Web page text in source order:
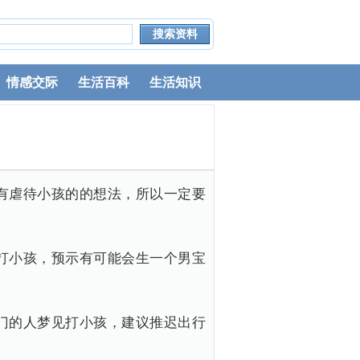
情感交际 生活百科 生活知识
待小孩的的想法，所以一定要
孩，预示有可能会生一个男宝
人梦见打小孩，建议推迟出行